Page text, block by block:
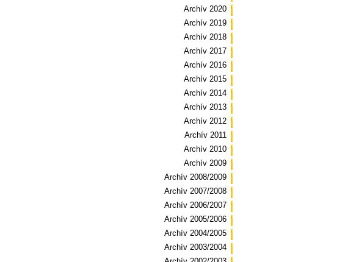
Archív 2020
Archív 2019
Archív 2018
Archív 2017
Archív 2016
Archív 2015
Archív 2014
Archív 2013
Archív 2012
Archív 2011
Archív 2010
Archív 2009
Archív 2008/2009
Archív 2007/2008
Archív 2006/2007
Archív 2005/2006
Archív 2004/2005
Archív 2003/2004